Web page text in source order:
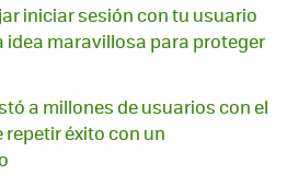
iniciar sesión con tu usuario
idea maravillosa para proteger
a millones de usuarios con el
repetir éxito con un